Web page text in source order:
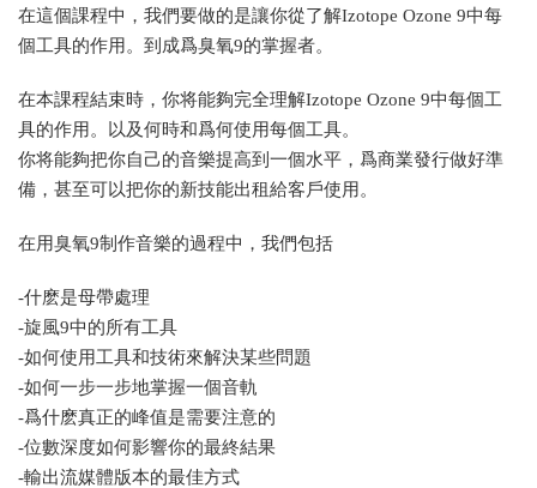
在這個課程中，我們要做的是讓你從了解Izotope Ozone 9中每
個工具的作用。到成爲臭氧9的掌握者。
在本課程結束時，你将能夠完全理解Izotope Ozone 9中每個工
具的作用。以及何時和爲何使用每個工具。
你将能夠把你自己的音樂提高到一個水平，爲商業發行做好準
備，甚至可以把你的新技能出租給客戶使用。
在用臭氧9制作音樂的過程中，我們包括
-什麽是母帶處理
-旋風9中的所有工具
-如何使用工具和技術來解決某些問題
-如何一步一步地掌握一個音軌
-爲什麽真正的峰值是需要注意的
-位數深度如何影響你的最終結果
-輸出流媒體版本的最佳方式